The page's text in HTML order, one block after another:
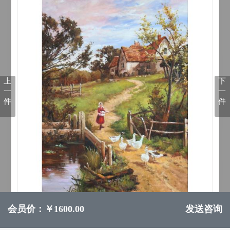
上
一
件
下
一
件
会员价：￥1600.00 发送咨询